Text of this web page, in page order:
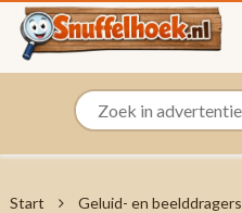
Start Geluid- en beelddragers